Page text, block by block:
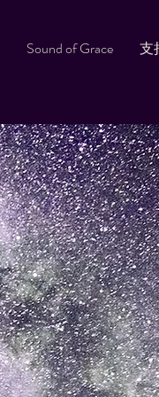
Sound of Grace 支